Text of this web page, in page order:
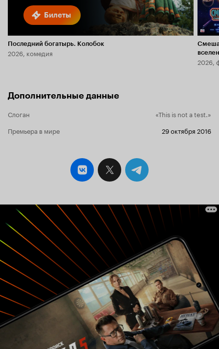
Билеты
Последний богатырь. Колобок
2026, комедия
2026,
Дополнительные данные
Слоган
«This is not a test.»
Премьера в мире
29 октября 2016